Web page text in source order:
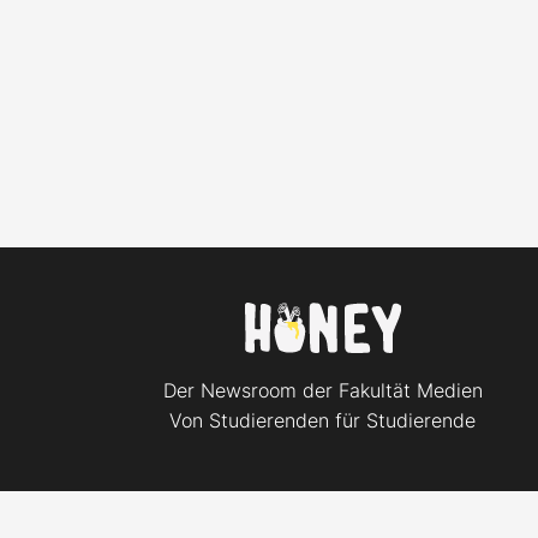
Der Newsroom der Fakultät Medien
Von Studierenden für Studierende